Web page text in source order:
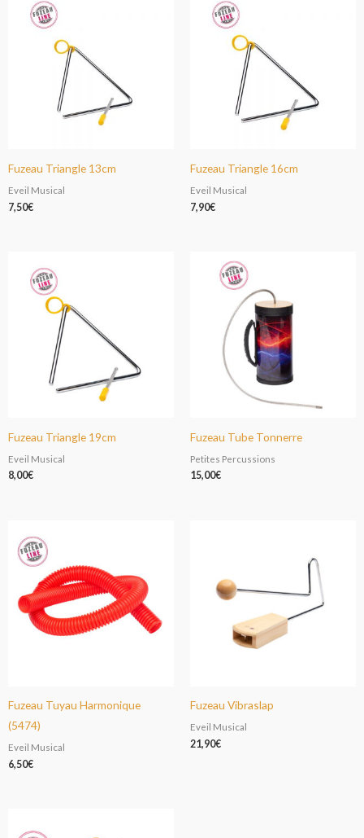
Fuzeau Triangle 13cm
Eveil Musical
7,50€
Fuzeau Triangle 16cm
Eveil Musical
7,90€
Fuzeau Triangle 19cm
Eveil Musical
8,00€
Fuzeau Tube Tonnerre
Petites Percussions
15,00€
Fuzeau Tuyau Harmonique
(5474)
Eveil Musical
6,50€
Fuzeau Vibraslap
Eveil Musical
21,90€